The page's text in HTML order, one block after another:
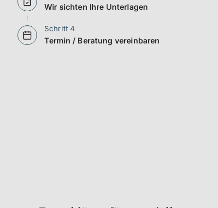
Wir sichten Ihre Unterlagen
Schritt 4
Termin / Beratung vereinbaren